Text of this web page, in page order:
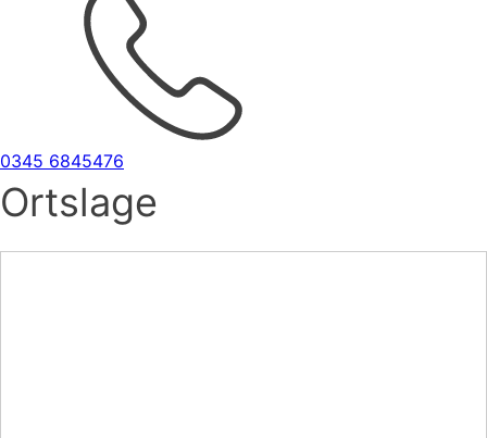
0345 6845476
Ortslage